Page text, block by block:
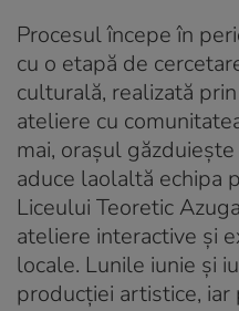
Procesul începe în
cu o etapă de
culturală, realizată
ateliere cu
mai, orașul
aduce laolaltă echipa
Liceului Teoretic
ateliere interactive și
locale. Lunile iunie și
producției artistice,